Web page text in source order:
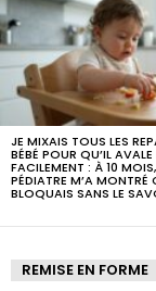
STORIES
JE MIXAIS TOUS LES
BÉBÉ POUR QU’IL AVALE
FACILEMENT : À 10
PÉDIATRE M’A MONTRÉ
BLOQUAIS SANS LE
REMISE EN FORME